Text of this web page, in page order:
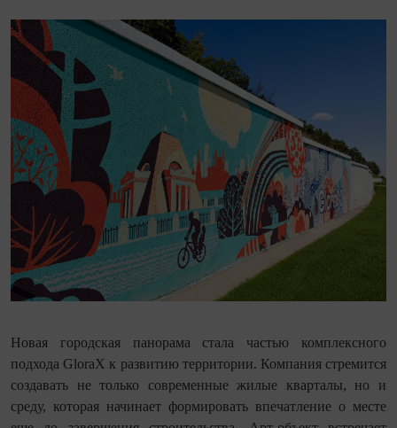
Новая городская панорама стала частью комплексного
подхода GloraX к развитию территории. Компания стремится
создавать не только современные жилые кварталы, но и
среду, которая начинает формировать впечатление о месте